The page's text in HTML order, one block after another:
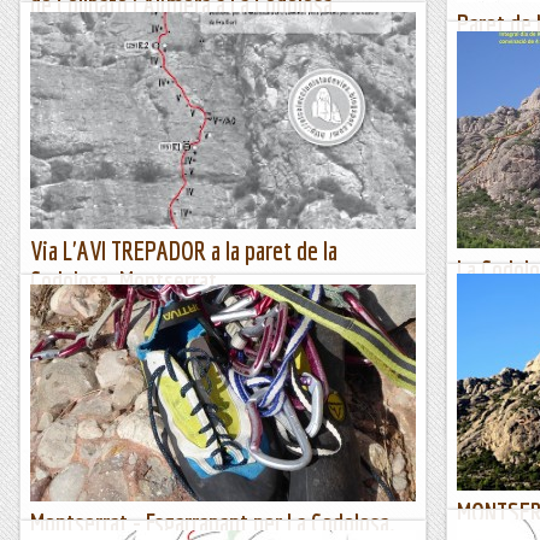
Collbató. 06-06-2020
Sector mes oriental de la CodolosaÉs el segon cap de
setmana de desconfinament progressiu, aquest cop ens
unifiquen tota l'àrea sanitària amb el que ja podem anar a...
Jaumegrimp 2
Paret de
Balcó
Per
decidim per
tant com
Manel&Ita
Via L'AVI TREPADOR a la paret de la
Codolosa. Montserrat
Dissabte 11 de maig de 2019Aquest dissabte i diumenge tinc
compromisos familiars però puc buscar un raconet pel
dissabte al matí i ens decidim anar a fer una via que ja
havia...
El col·leccionista de vies
La
Aquest
de la que
hi ha a...
Montserrat - Esgarrapant per La Codolosa.